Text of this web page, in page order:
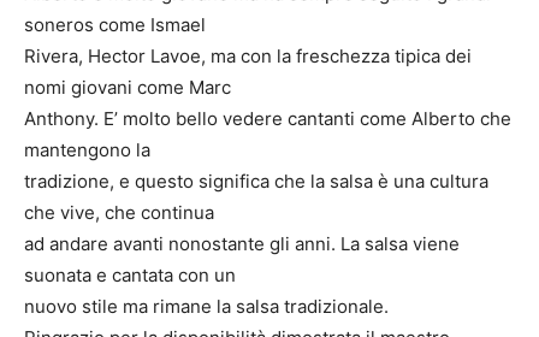
soneros come Ismael
Rivera, Hector Lavoe, ma con la freschezza tipica dei
nomi giovani come Marc
Anthony. E’ molto bello vedere cantanti come Alberto che
mantengono la
tradizione, e questo significa che la salsa è una cultura
che vive, che continua
ad andare avanti nonostante gli anni. La salsa viene
suonata e cantata con un
nuovo stile ma rimane la salsa tradizionale.